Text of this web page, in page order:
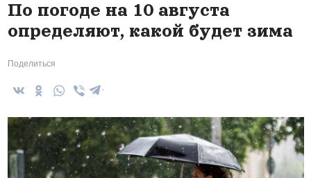
По погоде на 10 августа
определяют, какой будет зима
Поделиться